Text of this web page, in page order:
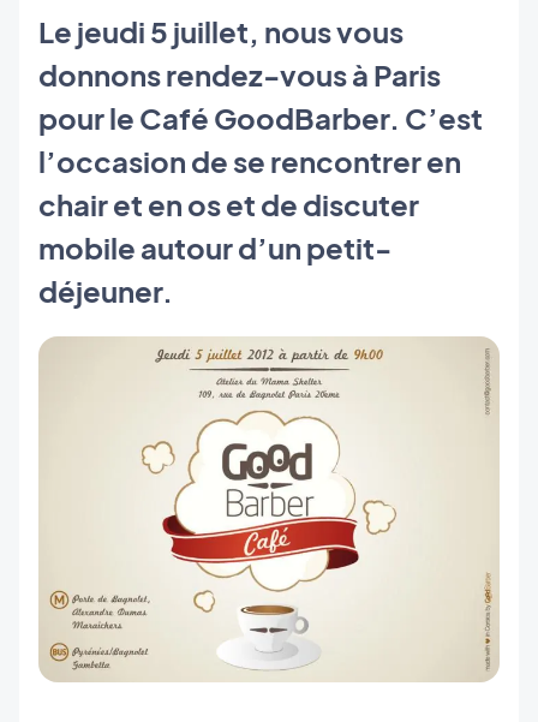
Le jeudi 5 juillet, nous vous
donnons rendez-vous à Paris
pour le Café GoodBarber. C’est
l’occasion de se rencontrer en
chair et en os et de discuter
mobile autour d’un petit-
déjeuner.